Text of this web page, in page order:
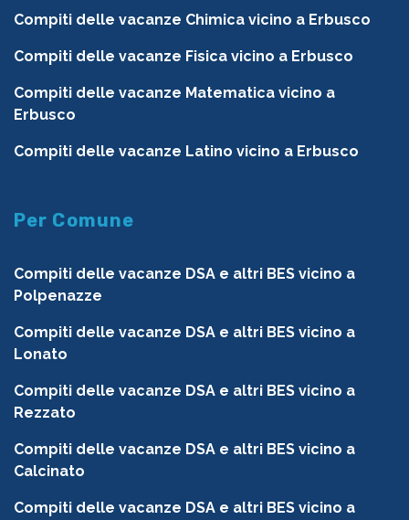
Compiti delle vacanze Chimica vicino a Erbusco
Compiti delle vacanze Fisica vicino a Erbusco
Compiti delle vacanze Matematica vicino a
Erbusco
Compiti delle vacanze Latino vicino a Erbusco
Per Comune
Compiti delle vacanze DSA e altri BES vicino a
Polpenazze
Compiti delle vacanze DSA e altri BES vicino a
Lonato
Compiti delle vacanze DSA e altri BES vicino a
Rezzato
Compiti delle vacanze DSA e altri BES vicino a
Calcinato
Compiti delle vacanze DSA e altri BES vicino a